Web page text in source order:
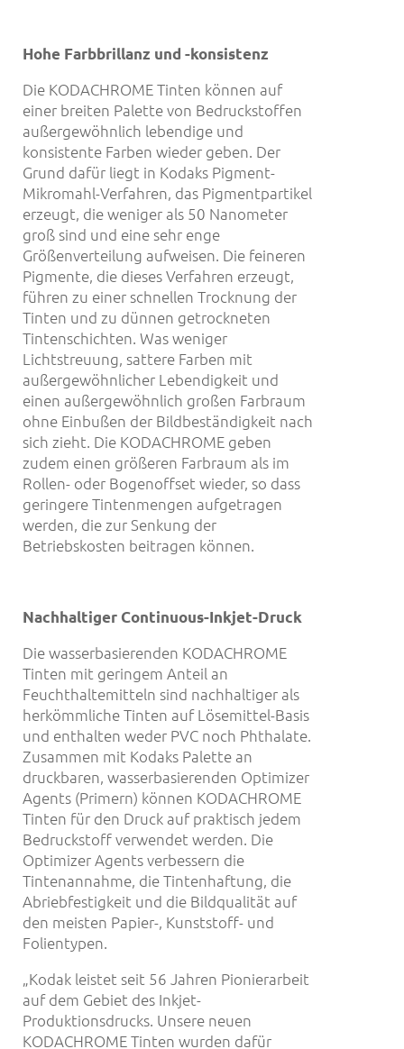
Hohe Farbbrillanz und -konsistenz
Die KODACHROME Tinten können auf
einer breiten Palette von Bedruckstoffen
außergewöhnlich lebendige und
konsistente Farben wieder geben. Der
Grund dafür liegt in Kodaks Pigment-
Mikromahl-Verfahren, das Pigmentpartikel
erzeugt, die weniger als 50 Nanometer
groß sind und eine sehr enge
Größenverteilung aufweisen. Die feineren
Pigmente, die dieses Verfahren erzeugt,
führen zu einer schnellen Trocknung der
Tinten und zu dünnen getrockneten
Tintenschichten. Was weniger
Lichtstreuung, sattere Farben mit
außergewöhnlicher Lebendigkeit und
einen außergewöhnlich großen Farbraum
ohne Einbußen der Bildbeständigkeit nach
sich zieht. Die KODACHROME geben
zudem einen größeren Farbraum als im
Rollen- oder Bogenoffset wieder, so dass
geringere Tintenmengen aufgetragen
werden, die zur Senkung der
Betriebskosten beitragen können.
Nachhaltiger Continuous-Inkjet-Druck
Die wasserbasierenden KODACHROME
Tinten mit geringem Anteil an
Feuchthaltemitteln sind nachhaltiger als
herkömmliche Tinten auf Lösemittel-Basis
und enthalten weder PVC noch Phthalate.
Zusammen mit Kodaks Palette an
druckbaren, wasserbasierenden Optimizer
Agents (Primern) können KODACHROME
Tinten für den Druck auf praktisch jedem
Bedruckstoff verwendet werden. Die
Optimizer Agents verbessern die
Tintenannahme, die Tintenhaftung, die
Abriebfestigkeit und die Bildqualität auf
den meisten Papier-, Kunststoff- und
Folientypen.
„Kodak leistet seit 56 Jahren Pionierarbeit
auf dem Gebiet des Inkjet-
Produktionsdrucks. Unsere neuen
KODACHROME Tinten wurden dafür